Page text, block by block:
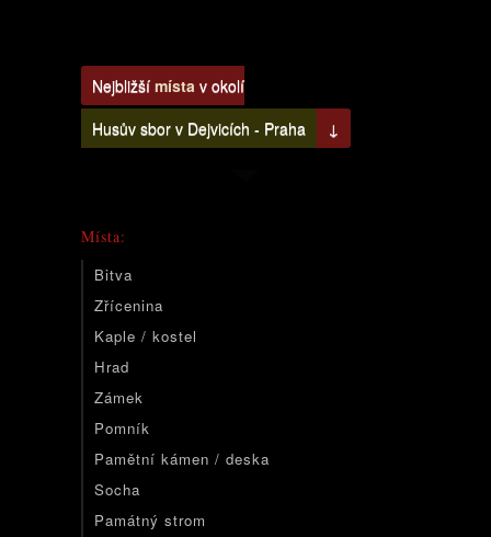
Nejbližší místa v okolí
Husův sbor v Dejvicích - Praha
↓
Místa:
Bitva
Zřícenina
Kaple / kostel
Hrad
Zámek
Pomník
Pamětní kámen / deska
Socha
Památný strom